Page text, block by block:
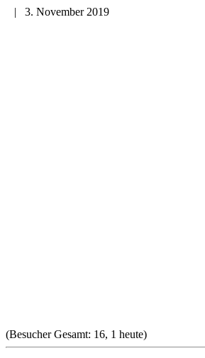
| 3. November 2019
(Besucher Gesamt: 16, 1 heute)